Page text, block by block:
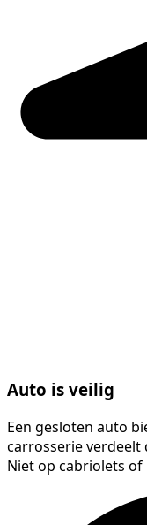
Auto is veilig
Een gesloten auto
carrosserie
Niet op cabriolets